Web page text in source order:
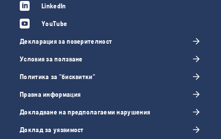
LinkedIn
YouTube
Декларация за поверителност
Условия за ползване
Политика за "бисквитки"
Правна информация
Докладване на предполагаеми нарушения
Доклад за уязвимост